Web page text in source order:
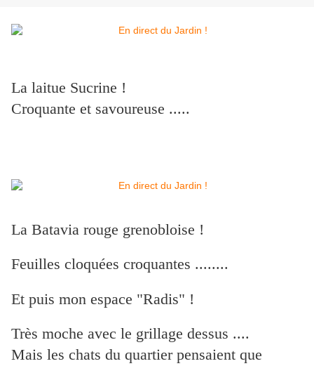
La laitue Sucrine !
Croquante et savoureuse .....
La Batavia rouge grenobloise !
Feuilles cloquées croquantes ........
Et puis mon espace "Radis" !
Très moche avec le grillage dessus ....
Mais les chats du quartier pensaient que